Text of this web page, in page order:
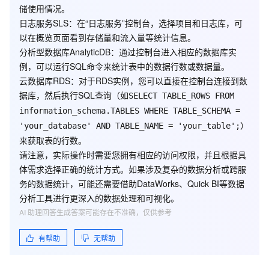
储使用情况。
日志服务SLS：在“日志服务”控制台，选择项目和日志库，可
以在概览页面看到存储量和流入量等统计信息。
分析型数据库AnalyticDB：通过控制台进入相应的数据库实
例，可以运行SQL命令来统计表中的数据行数或数据量。
云数据库RDS：对于RDS实例，您可以直接在控制台连接到数
据库，然后执行SQL查询（如SELECT TABLE_ROWS FROM
information_schema.TABLES WHERE TABLE_SCHEMA =
'your_database' AND TABLE_NAME = 'your_table';）
来获取表的行数。
请注意，实际操作时需要您拥有相应的访问权限，并且根据具
体需求选择正确的统计方式。如果涉及复杂的数据分析或跨服
务的数据统计，可能还需要借助DataWorks、Quick BI等数据
分析工具进行更深入的数据处理和可视化。
有帮助 无帮助
AI 助理回答生成答案可能存在不准确，仅供参考